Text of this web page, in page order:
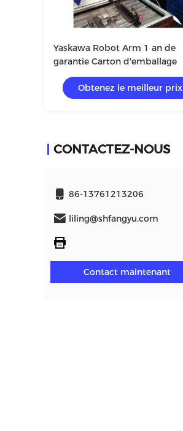
Yaskawa Robot Arm 1 an de
garantie Carton d'emballage
Obtenez le meilleur prix
CONTACTEZ-NOUS
86-13761213206
liling@shfangyu.com
Contact maintenant